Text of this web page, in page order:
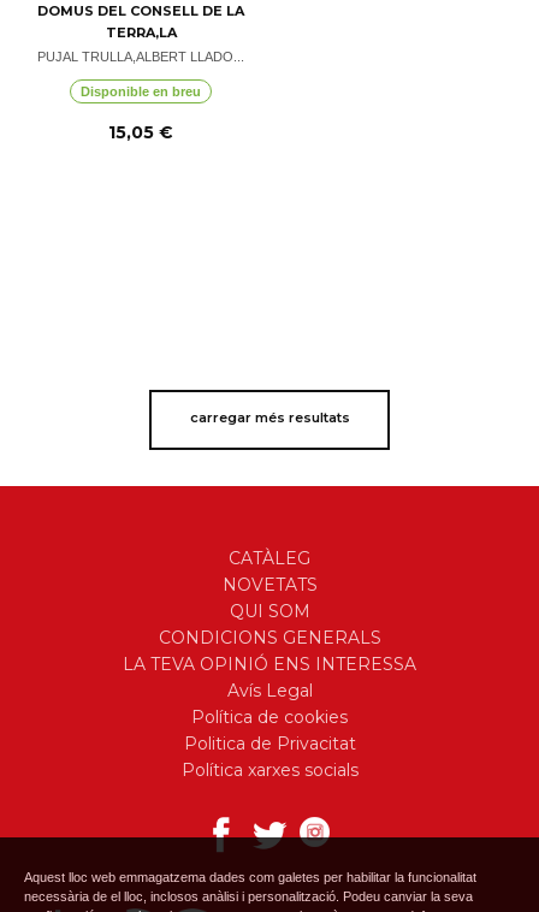
DOMUS DEL CONSELL DE LA
TERRA,LA
PUJAL TRULLA,ALBERT LLADO...
Disponible en breu
15,05 €
carregar més resultats
CATÀLEG
NOVETATS
QUI SOM
CONDICIONS GENERALS
LA TEVA OPINIÓ ENS INTERESSA
Avís Legal
Política de cookies
Politica de Privacitat
Política xarxes socials
Aquest lloc web emmagatzema dades com galetes per habilitar la funcionalitat
necessària de el lloc, inclosos anàlisi i personalització. Podeu canviar la seva